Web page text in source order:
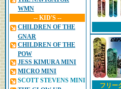
WMN
-- KID'S --
CHILDREN OF THE
GNAR
CHILDREN OF THE
POW
JESS KIMURA MINI
MICRO MINI
SCOTT STEVENS MINI
フリー